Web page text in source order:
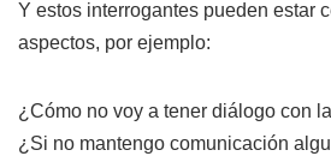
Y estos interrogantes pueden estar
aspectos, por ejemplo:
¿Cómo no voy a tener diálogo con
¿Si no mantengo comunicación